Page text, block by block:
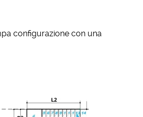
configurazione con una